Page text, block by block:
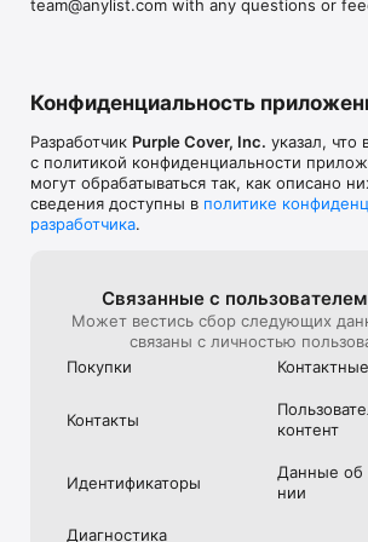
you want.
Stop searching through cookbooks and
Organize all your favorite recipes in one
into shopping lists with a single tap.
• IMPORT IN A SNAP: Save recipes directly
blogs and websites.
• PLAN YOUR WEEK: Assign recipes to days
to your grocery list in one go.
Download for FREE and transform your
meal planning today!
UNLOCK THE FULL POWER OF ANYLIST
Ready to take your organization to the next
AnyList Complete for the ultimate home
team@anylist.com with any questions or
Конфиденциальность
Разработчик Purple Cover, Inc. указал, что
с политикой конфиденциальности
могут обрабатываться так, как описано
сведения доступны в политике
разработчика.
Связанные с
Может вестись сбор следующих
связаны с личностью
Покупки
Контакты
контент
Идентифика­торы
Данные об
нии
Диагностика